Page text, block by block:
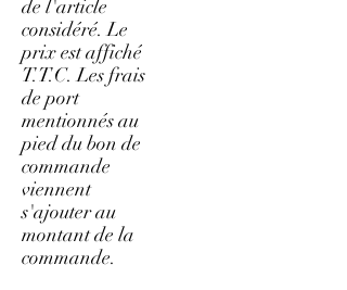
de l'article
considéré. Le
prix est affiché
T.T.C. Les frais
de port
mentionnés au
pied du bon de
commande
viennent
s'ajouter au
montant de la
commande.